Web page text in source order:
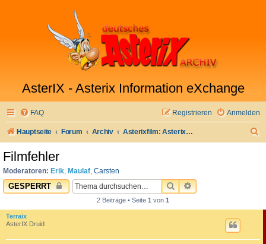
AsterIX - Asterix Information eXchange
FAQ Anmelden
Registrieren
Hauptseite Forum Archiv Asterixfilm: Asterix im Land der Götter
Filmfehler
Moderatoren: Erik, Maulaf, Carsten
GESPERRT SUCHEERWEITERTE
2 Beiträge • Seite 1 von 1
Terraix
AsterIX Druid